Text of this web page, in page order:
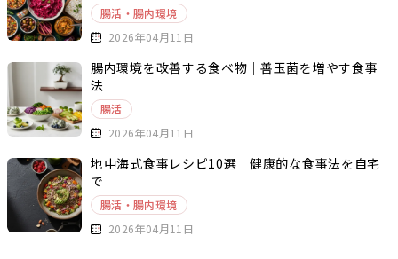
腸活・腸内環境
2026年04月11日
腸内環境を改善する食べ物｜善玉菌を増やす食事
法
腸活
2026年04月11日
地中海式食事レシピ10選｜健康的な食事法を自宅
で
腸活・腸内環境
2026年04月11日